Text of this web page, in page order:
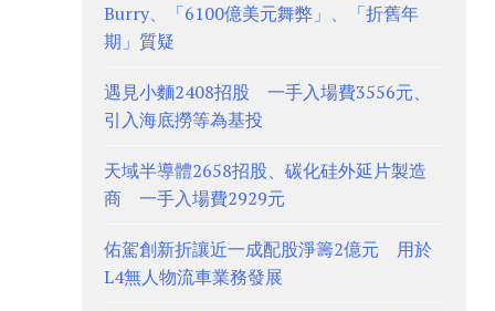
Burry、「6100億美元舞弊」、「折舊年
期」質疑
遇見小麵2408招股 一手入場費3556元、
引入海底撈等為基投
天域半導體2658招股、碳化硅外延片製造
商 一手入場費2929元
佑駕創新折讓近一成配股淨籌2億元 用於
L4無人物流車業務發展